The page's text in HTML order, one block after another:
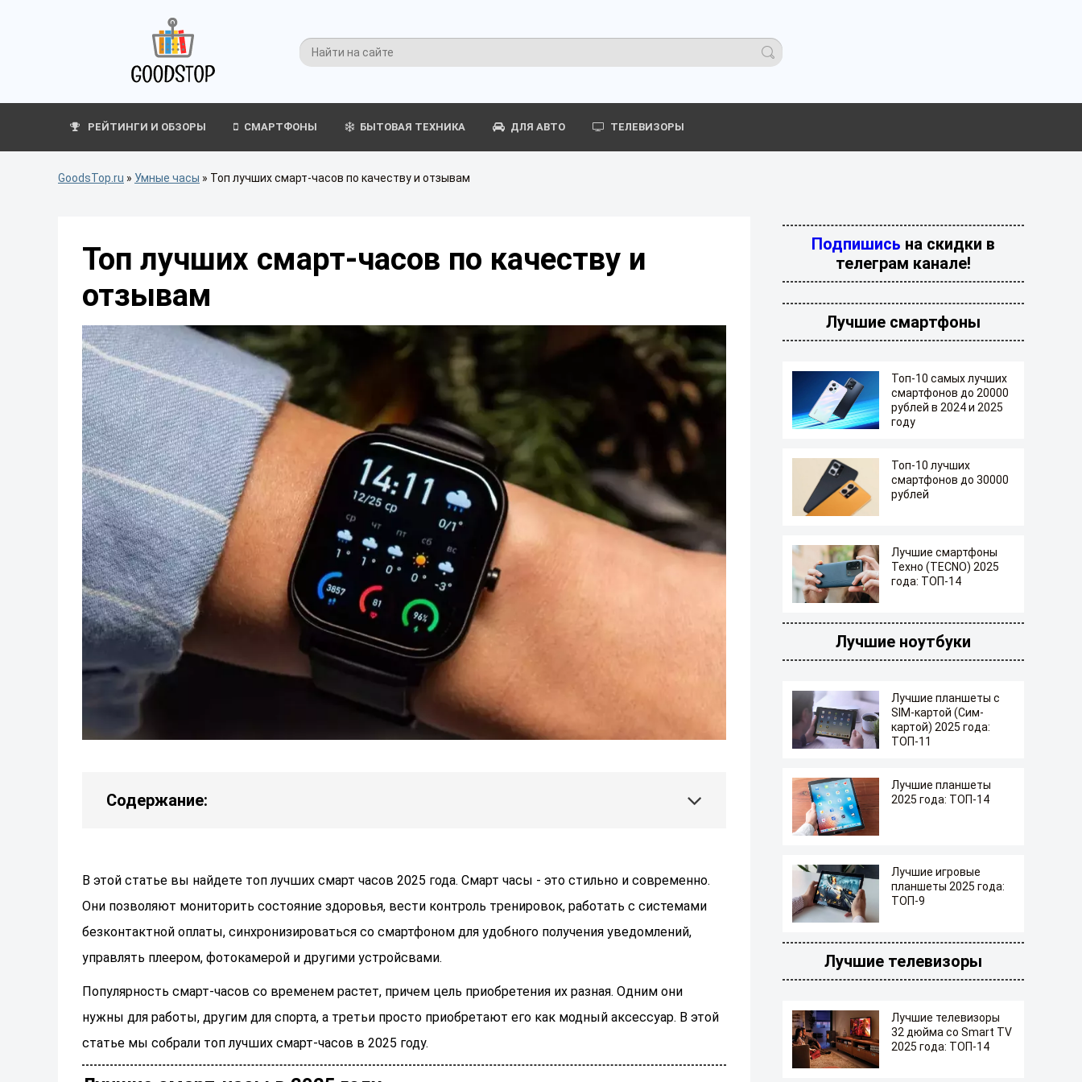
РЕЙТИНГИ И ОБЗОРЫ СМАРТФОНЫ БЫТОВАЯ ТЕХНИКА ДЛЯ АВТО ТЕЛЕВИЗОРЫ
GoodsTop.ru » Умные часы » Топ лучших смарт-часов по качеству и отзывам
Топ лучших смарт-часов по качеству и
отзывам
Содержание:
В этой статье вы найдете топ лучших смарт часов 2025 года. Смарт часы - это стильно и современно.
Они позволяют мониторить состояние здоровья, вести контроль тренировок, работать с системами
безконтактной оплаты, синхронизироваться со смартфоном для удобного получения уведомлений,
управлять плеером, фотокамерой и другими устройсвами.
Популярность смарт-часов со временем растет, причем цель приобретения их разная. Одним они
нужны для работы, другим для спорта, а третьи просто приобретают его как модный аксессуар. В этой
статье мы собрали топ лучших смарт-часов в 2025 году.
Подпишись на скидки в
телеграм канале!
Лучшие смартфоны
Топ-10 самых лучших
смартфонов до 20000
рублей в 2024 и 2025
году
Топ-10 лучших
смартфонов до 30000
рублей
Лучшие смартфоны
Техно (TECNO) 2025
года: ТОП-14
Лучшие ноутбуки
Лучшие планшеты с
SIM-картой (Сим-
картой) 2025 года:
ТОП-11
Лучшие планшеты
2025 года: ТОП-14
Лучшие игровые
планшеты 2025 года:
ТОП-9
Лучшие телевизоры
Лучшие телевизоры
32 дюйма со Smart TV
2025 года: ТОП-14